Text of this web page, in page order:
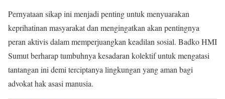
Pernyataan sikap ini menjadi penting untuk menyuarakan
keprihatinan masyarakat dan mengingatkan akan pentingnya
peran aktivis dalam memperjuangkan keadilan sosial. Badko HMI
Sumut berharap tumbuhnya kesadaran kolektif untuk mengatasi
tantangan ini demi terciptanya lingkungan yang aman bagi
advokat hak asasi manusia.